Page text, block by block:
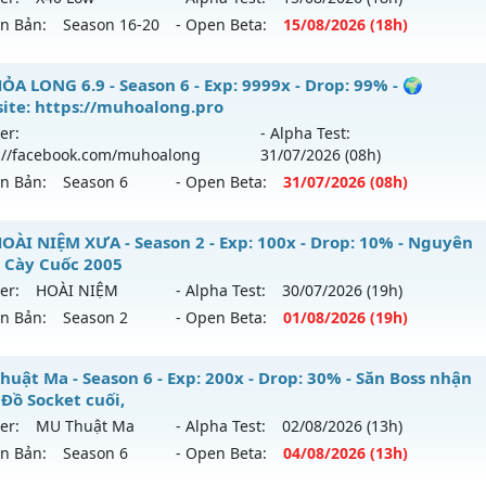
XShield
200x - Drop: 30%
loại: Mu Nguyên bản Webzen
VietGuard
Bản:
Season 16-20 - Open Beta: 15/08/2026 (18h)
Mu - Starter events, activity freebies
mới ra tháng 08 2026 - Mở máy chủ
X40 Low
40x - Drop: 30%
loại: Mu Nguyên bản Webzen
Mega-Anti
LONG 6.9 - Season 6 - Exp: 9999x - Drop: 99% - 🌍
https://muhoalong.pro
facebook.com/muhoalong
- Alpha Test:
31/07/2026 (08h)
Bản:
Season 6 - Open Beta: 31/07/2026 (08h)
LONG 6.9 - 🌍 Website: https://muhoalong.pro
ra tháng 07 2026 - Mở máy chủ https://facebook.com/
31/07/2626
Non Reset
Mu Nguyên bản Webzen
Xshiel
NIỆM XƯA - Season 2 - Exp: 100x - Drop: 10% - Nguyên
Cuốc 2005
HOÀI NIỆM - Alpha Test: 30/07/2026 (19h)
Bản:
Season 2 - Open Beta: 01/08/2026 (19h)
HOÀI NIỆM XƯA - Nguyên Thủy Cày Cuốc 2005
mới ra tháng 08 2026 - Mở máy chủHOÀI NIỆM
100x - Drop: 10%
Ma - Season 6 - Exp: 200x - Drop: 30% - Săn Boss nhận
Socket cuối,
MU Thuật Ma - Alpha Test: 02/08/2026 (13h)
Bản:
Season 6 - Open Beta: 04/08/2026 (13h)